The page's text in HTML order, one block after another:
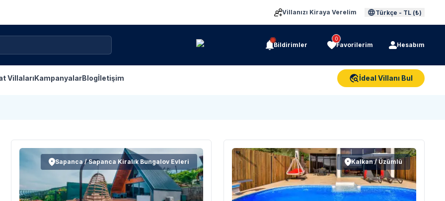
Villanızı Kiraya Verelim Türkçe - TL (₺)
Bildirimler
0
Favorilerim Hesabım
VillalarıKampanyalarBlogİletişim İdeal Villanı Bul
Sapanca / Sapanca Kiralık Bungalov Evleri Kalkan / Üzümlü